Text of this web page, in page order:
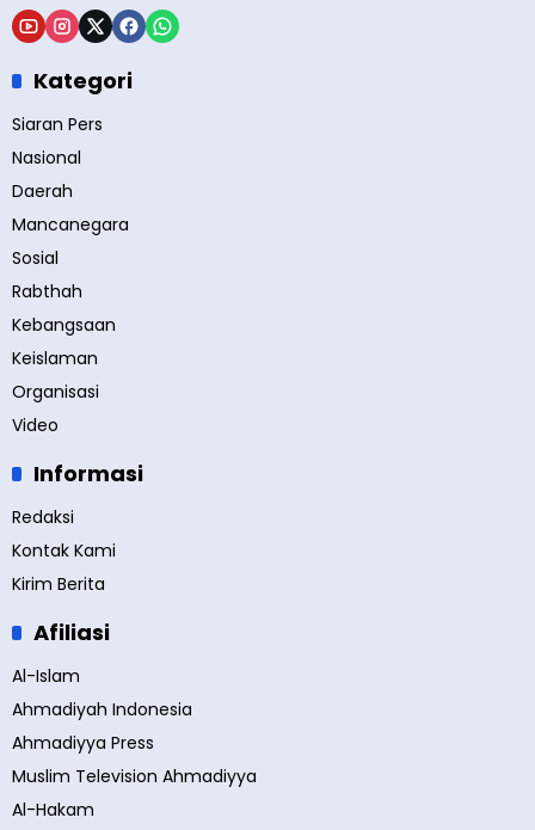
Kategori
Siaran Pers
Nasional
Daerah
Mancanegara
Sosial
Rabthah
Kebangsaan
Keislaman
Organisasi
Video
Informasi
Redaksi
Kontak Kami
Kirim Berita
Afiliasi
Al-Islam
Ahmadiyah Indonesia
Ahmadiyya Press
Muslim Television Ahmadiyya
Al-Hakam